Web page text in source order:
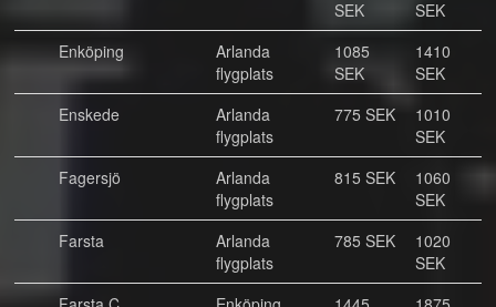
SEK
SEK
Enköping
Arlanda
flygplats
1085
SEK
1410
SEK
Enskede
Arlanda
flygplats
775 SEK
1010
SEK
Fagersjö
Arlanda
flygplats
815 SEK
1060
SEK
Farsta
Arlanda
flygplats
785 SEK
1020
SEK